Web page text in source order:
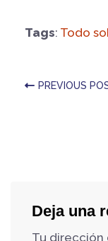
Tags: Todo
PREVIOUS
Deja una
Tu